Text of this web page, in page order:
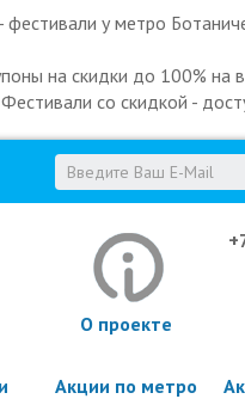
у метро
на скидки до 100% на
со скидкой -
О проекте
Акции по метро